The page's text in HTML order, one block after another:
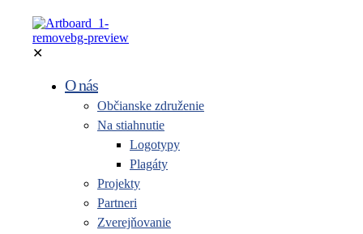
✕
O nás
Občianske združenie
Na stiahnutie
Logotypy
Plagáty
Projekty
Partneri
Zverejňovanie